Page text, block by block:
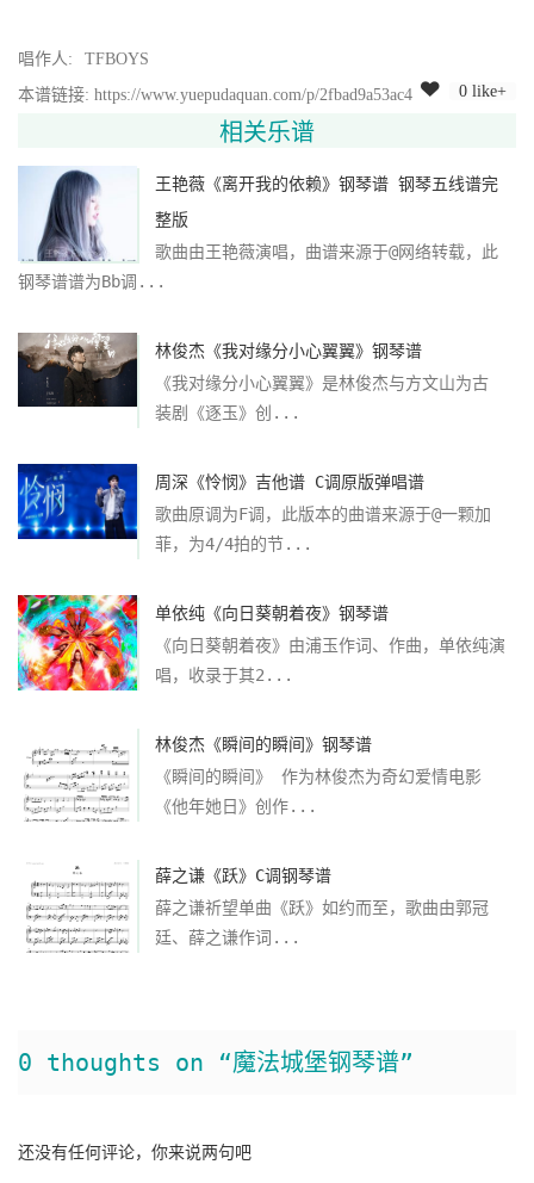
唱作人:
TFBOYS
本谱链接: https://www.yuepudaquan.com/p/2fbad9a53ac4
0 like+
相关乐谱
王艳薇《离开我的依赖》钢琴谱 钢琴五线谱完
整版
歌曲由王艳薇演唱，曲谱来源于@网络转载，此
钢琴谱谱为Bb调...
林俊杰《我对缘分小心翼翼》钢琴谱
《我对缘分小心翼翼》是林俊杰与方文山为古
装剧《逐玉》创...
周深《怜悯》吉他谱 C调原版弹唱谱
歌曲原调为F调，此版本的曲谱来源于@一颗加
菲，为4/4拍的节...
单依纯《向日葵朝着夜》钢琴谱
《向日葵朝着夜》由浦玉作词、作曲，单依纯演
唱，收录于其2...
林俊杰《瞬间的瞬间》钢琴谱
《瞬间的瞬间》 作为林俊杰为奇幻爱情电影
《他年她日》创作...
薛之谦《跃》C调钢琴谱
薛之谦祈望单曲《跃》如约而至，歌曲由郭冠
廷、薛之谦作词...
0 thoughts on “魔法城堡钢琴谱”
还没有任何评论，你来说两句吧